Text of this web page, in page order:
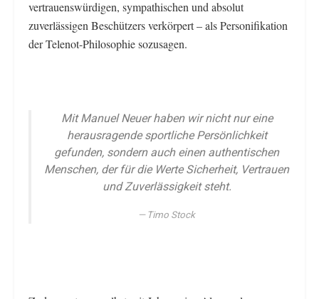
vertrauenswürdigen, sympathischen und absolut
zuverlässigen Beschützers verkörpert – als Personifikation
der Telenot-Philosophie sozusagen.
Mit Manuel Neuer haben wir nicht nur eine
herausragende sportliche Persönlichkeit
gefunden, sondern auch einen authentischen
Menschen, der für die Werte Sicherheit, Vertrauen
und Zuverlässigkeit steht.
Timo Stock